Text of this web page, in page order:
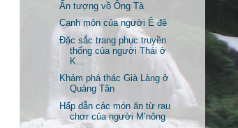
Ấn tượng vồ Ông Tà
Canh môn của người Ê đê
Đặc sắc trang phục truyền
thống của người Thái ở
K...
Khám phá thác Già Làng ở
Quảng Tân
Hấp dẫn các món ăn từ rau
chơr của người M’nông